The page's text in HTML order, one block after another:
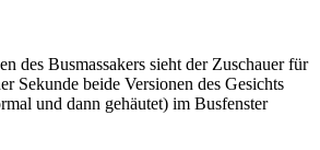
des Busmassakers sieht der Zuschauer für
Sekunde beide Versionen des Gesichts
und dann gehäutet) im Busfenster